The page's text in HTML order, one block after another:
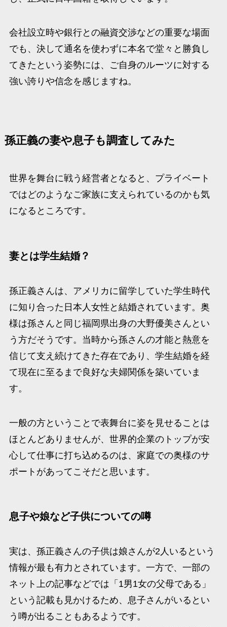
会社設立時や銀行との融資交渉などの重要な場面
でも、決して通名を使わずに本名で堂々と勝負し
てきたという姿勢には、ご自身のルーツに対する
強い誇りや信念を感じますね。​
孫正義の妻や息子も調査してみた
世界を舞台に戦う経営者となると、プライベート
ではどのようなご家族に支えられているのかも気
になるところです。
妻とは学生結婚？
孫正義さんは、アメリカに留学していた学生時代
に知り合った日本人女性と結婚されています。​奥
様は孫さんと同じ福岡県出身の大野優美さんとい
う方だそうです。​当時から孫さんの才能と熱意を
信じて支え続けてきた存在であり、学生結婚を経
て現在に至るまで良好な夫婦関係を築いていま
す。​
一般の方ということで表舞台に姿を見せることは
ほとんどありませんが、世界的企業のトップが安
心して仕事に打ち込めるのは、家庭での奥様のサ
ポートがあってこそだと思います。​
息子や娘など子供についての噂
実は、孫正義さんの子供は娘さんが2人いるという
情報が最も有力とされています。​一方で、一部の
ネット上の記事などでは「1男1女の父母である」
という記載も見かけるため、息子さんがいるとい
う噂が出ることもあるようです。​